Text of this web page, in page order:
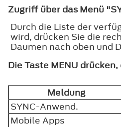
Zugriff über das Menü
Durch die Liste der
wird, drücken Sie die
Daumen nach oben und
Die Taste MENU drücken,
Meldung
SYNC-Anwend.
Mobile Apps